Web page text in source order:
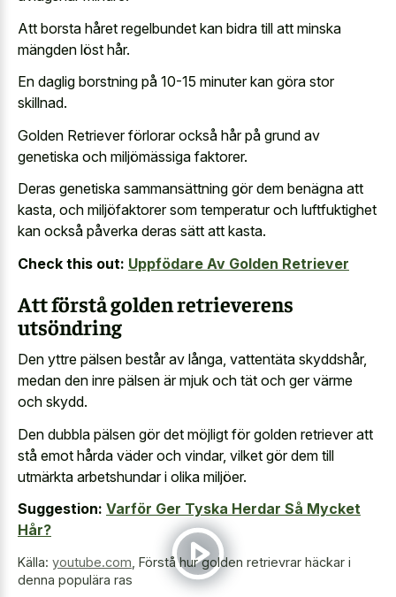
Att borsta håret regelbundet kan bidra till att minska
mängden löst hår.
En daglig borstning på 10-15 minuter kan göra stor
skillnad.
Golden Retriever förlorar också hår på grund av
genetiska och miljömässiga faktorer.
Deras genetiska sammansättning gör dem benägna att
kasta, och miljöfaktorer som temperatur och luftfuktighet
kan också påverka deras sätt att kasta.
Check this out: Uppfödare Av Golden Retriever
Att förstå golden retrieverens
utsöndring
Den yttre pälsen består av långa, vattentäta skyddshår,
medan den inre pälsen är mjuk och tät och ger värme
och skydd.
Den dubbla pälsen gör det möjligt för golden retriever att
stå emot hårda väder och vindar, vilket gör dem till
utmärkta arbetshundar i olika miljöer.
Suggestion: Varför Ger Tyska Herdar Så Mycket
Hår?
Källa: youtube.com Förstå hur golden retrievrar häckar i
denna populära ras